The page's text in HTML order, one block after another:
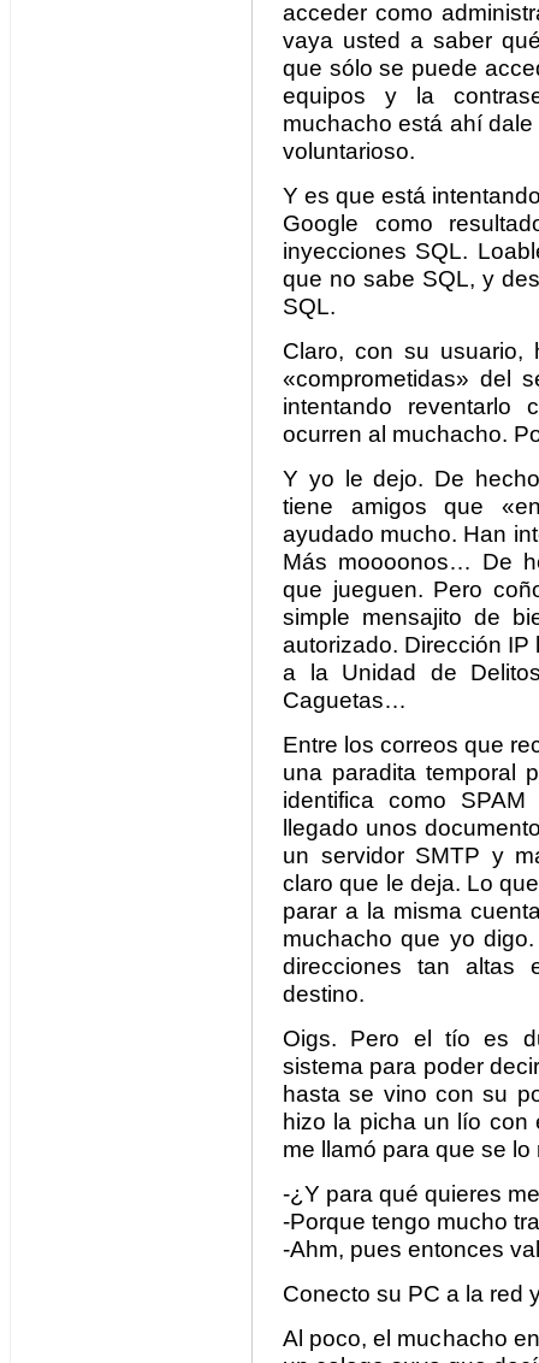
acceder como
vaya usted a saber
que sólo se puede
equipos y la
muchacho está ahí
voluntarioso.
Y es que está
Google como
inyecciones SQL.
que no sabe SQL, y
SQL.
Claro, con su usuario,
«comprometidas» del
intentando
ocurren al muchacho.
Y yo le dejo. De
tiene amigos que
ayudado mucho. Han
Más moooonos… De
que jueguen. Pero
simple mensajito de
autorizado. Dirección
a la Unidad de
Caguetas…
Entre los correos que
una paradita temporal
identifica como
llegado unos
un servidor SMTP y
claro que le deja. Lo
parar a la misma
muchacho que yo
direcciones tan altas
destino.
Oigs. Pero el tío es
sistema para poder
hasta se vino con su
hizo la picha un lío con
me llamó para que se lo
-¿Y para qué quieres
-Porque tengo mucho
-Ahm, pues entonces
Conecto su PC a la red
Al poco, el muchacho